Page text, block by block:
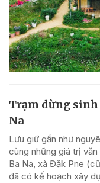
Trạm dừng
Na
Lưu giữ gần như
cùng những giá trị
Ba Na, xã Đăk Pne
đã có kế hoạch xây